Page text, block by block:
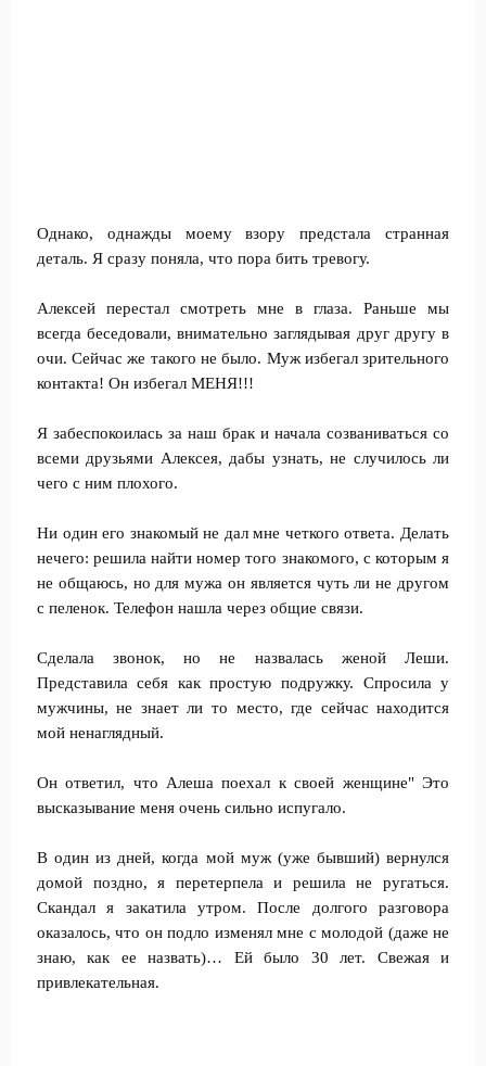
Однако, однажды моему взору предстала странная
деталь. Я сразу поняла, что пора бить тревогу.
Алексей перестал смотреть мне в глаза. Раньше мы
всегда беседовали, внимательно заглядывая друг другу в
очи. Сейчас же такого не было. Муж избегал зрительного
контакта! Он избегал МЕНЯ!!!
Я забеспокоилась за наш брак и начала созваниваться со
всеми друзьями Алексея, дабы узнать, не случилось ли
чего с ним плохого.
Ни один его знакомый не дал мне четкого ответа. Делать
нечего: решила найти номер того знакомого, с которым я
не общаюсь, но для мужа он является чуть ли не другом
с пеленок. Телефон нашла через общие связи.
Сделала звонок, но не назвалась женой Леши.
Представила себя как простую подружку. Спросила у
мужчины, не знает ли то место, где сейчас находится
мой ненаглядный.
Он ответил, что Алеша поехал к своей женщине" Это
высказывание меня очень сильно испугало.
В один из дней, когда мой муж (уже бывший) вернулся
домой поздно, я перетерпела и решила не ругаться.
Скандал я закатила утром. После долгого разговора
оказалось, что он подло изменял мне с молодой (даже не
знаю, как ее назвать)… Ей было 30 лет. Свежая и
привлекательная.